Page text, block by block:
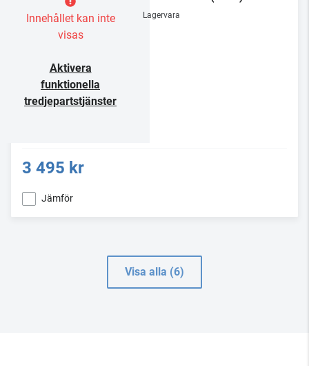
Innehållet kan inte
visas
Aktivera
funktionella
tredjepartstjänster
Lagervara
3 495 kr
Jämför
Visa alla (6)